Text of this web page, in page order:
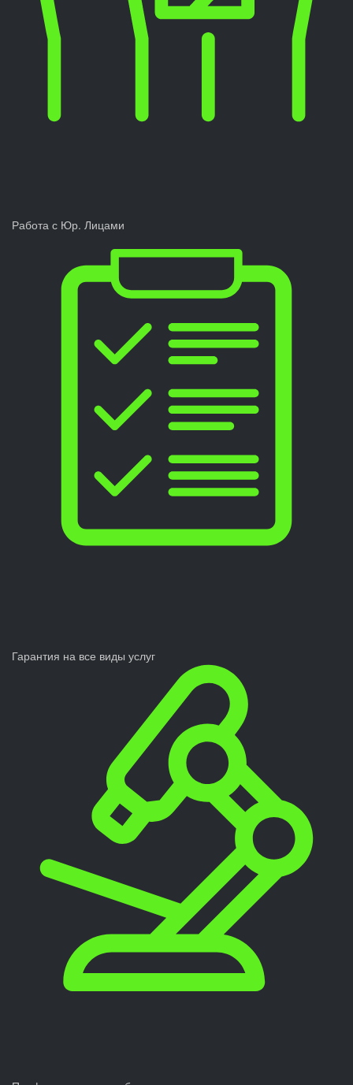
Работа с Юр. Лицами
Гарантия на все виды услуг